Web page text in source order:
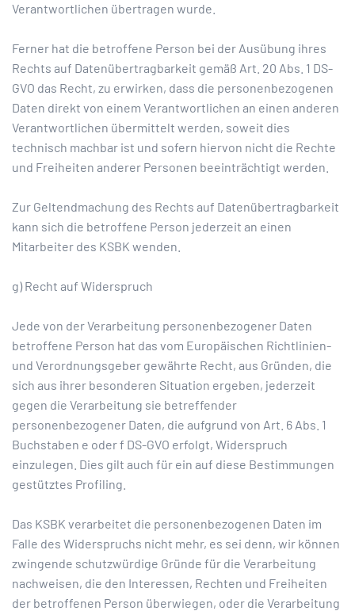
Verantwortlichen übertragen wurde.
Ferner hat die betroffene Person bei der Ausübung ihres
Rechts auf Datenübertragbarkeit gemäß Art. 20 Abs. 1 DS-
GVO das Recht, zu erwirken, dass die personenbezogenen
Daten direkt von einem Verantwortlichen an einen anderen
Verantwortlichen übermittelt werden, soweit dies
technisch machbar ist und sofern hiervon nicht die Rechte
und Freiheiten anderer Personen beeinträchtigt werden.
Zur Geltendmachung des Rechts auf Datenübertragbarkeit
kann sich die betroffene Person jederzeit an einen
Mitarbeiter des KSBK wenden.
g) Recht auf Widerspruch
Jede von der Verarbeitung personenbezogener Daten
betroffene Person hat das vom Europäischen Richtlinien-
und Verordnungsgeber gewährte Recht, aus Gründen, die
sich aus ihrer besonderen Situation ergeben, jederzeit
gegen die Verarbeitung sie betreffender
personenbezogener Daten, die aufgrund von Art. 6 Abs. 1
Buchstaben e oder f DS-GVO erfolgt, Widerspruch
einzulegen. Dies gilt auch für ein auf diese Bestimmungen
gestütztes Profiling.
Das KSBK verarbeitet die personenbezogenen Daten im
Falle des Widerspruchs nicht mehr, es sei denn, wir können
zwingende schutzwürdige Gründe für die Verarbeitung
nachweisen, die den Interessen, Rechten und Freiheiten
der betroffenen Person überwiegen, oder die Verarbeitung